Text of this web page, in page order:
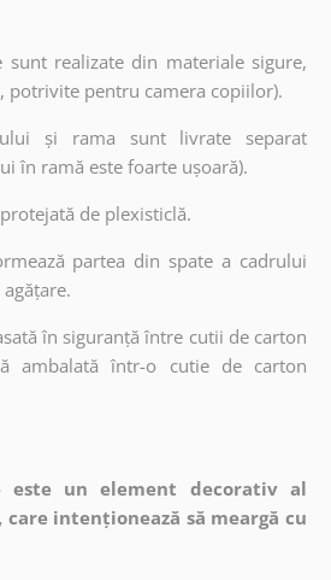
sunt realizate din materiale sigure,
potrivite pentru camera copiilor).
și rama sunt livrate separat
în ramă este foarte ușoară).
de plexisticlă.
partea din spate a cadrului
în siguranță între cutii de carton
ambalată într-o cutie de carton
este un element decorativ al
intenționează să meargă cu